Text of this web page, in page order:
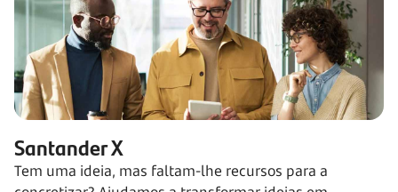
Santander X
Tem uma ideia, mas faltam-lhe recursos para a